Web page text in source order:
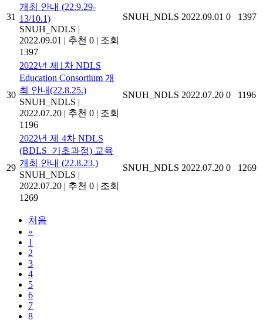
31
개최 안내 (22.9.29-
13/10.1)
SNUH_NDLS |
2022.09.01 | 추천 0 | 조회
1397
SNUH_NDLS 2022.09.01 0 1397
30
2022년 제1차 NDLS
Education Consortium 개
최 안내(22.8.25.)
SNUH_NDLS |
2022.07.20 | 추천 0 | 조회
1196
SNUH_NDLS 2022.07.20 0 1196
29
2022년 제 4차 NDLS
(BDLS_기초과정) 교육
개최 안내 (22.8.23.)
SNUH_NDLS |
2022.07.20 | 추천 0 | 조회
1269
SNUH_NDLS 2022.07.20 0 1269
처음
«
1
2
3
4
5
6
7
8